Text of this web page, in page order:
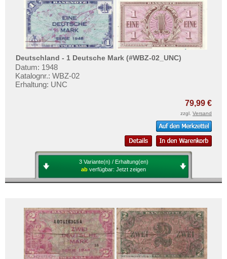
Deutsche Nebengebiete
Wert- und Steuergutscheine (1933-1934)
Reichsbahn und Reichspost
Alt-Deutschland
Besonderheiten
Kriegsgefangenenlager
Testbanknoten
Banknotenbriefe
Kataloge
Aufbewahrung
Gutscheine
Ihre Bewertungen
Erhaltungsgrade
FAQ
Mehr über...
Zahlungsbedingungen
Deutschland - 1 Deutsche Mark (#WBZ-02_UNC)
Datum: 1948
Katalognr.: WBZ-02
Erhaltung: UNC
79,99 €
zzgl. Versand
3 Variante(n) / Erhaltung(en)
ab verfügbar: Jetzt zeigen